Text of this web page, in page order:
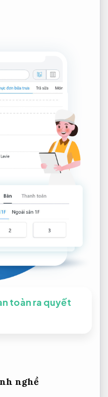
toàn ra quyết
nghề